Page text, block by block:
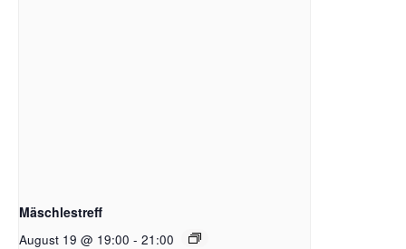
Mäschlestreff
August 19 @ 19:00 - 21:00